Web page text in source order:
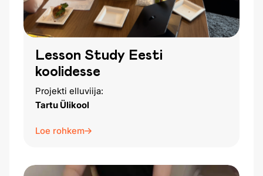
Lesson Study Eesti
koolidesse
Projekti elluviija:
Tartu Ülikool
Loe rohkem